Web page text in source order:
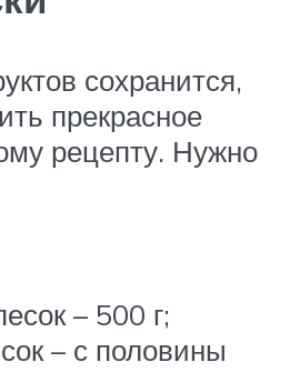
сохранится,
прекрасное
рецепту. Нужно
– 500 г;
– с половины